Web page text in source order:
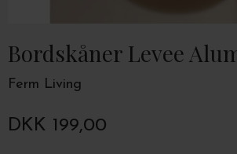
Bordskåner Levee
Ferm Living
DKK 199,00